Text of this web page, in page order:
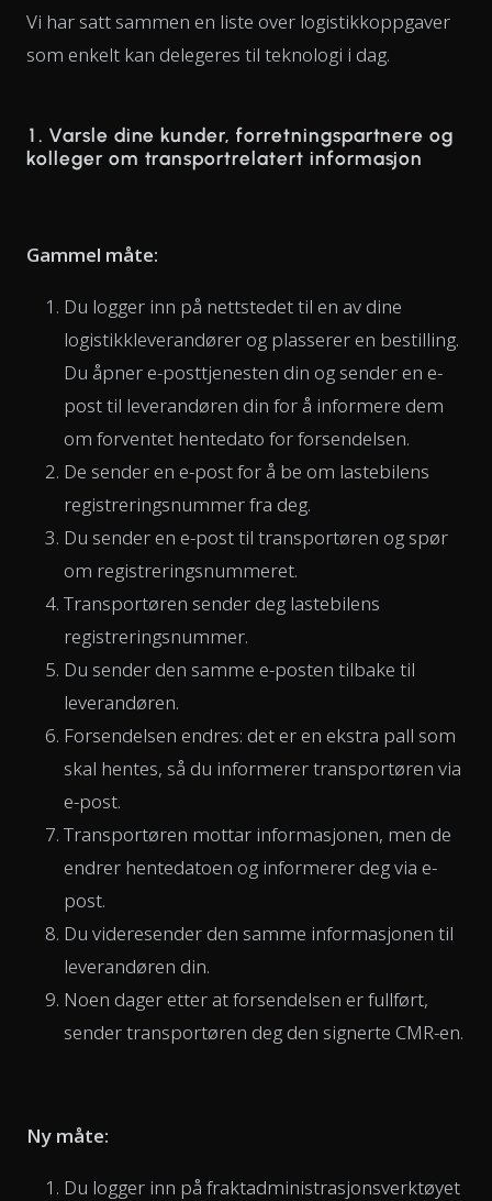
Vi har satt sammen en liste over logistikkoppgaver
som enkelt kan delegeres til teknologi i dag.
1. Varsle dine kunder, forretningspartnere og
kolleger om transportrelatert informasjon
Gammel måte:
Du logger inn på nettstedet til en av dine
logistikkleverandører og plasserer en bestilling.
Du åpner e-posttjenesten din og sender en e-
post til leverandøren din for å informere dem
om forventet hentedato for forsendelsen.
De sender en e-post for å be om lastebilens
registreringsnummer fra deg.
Du sender en e-post til transportøren og spør
om registreringsnummeret.
Transportøren sender deg lastebilens
registreringsnummer.
Du sender den samme e-posten tilbake til
leverandøren.
Forsendelsen endres: det er en ekstra pall som
skal hentes, så du informerer transportøren via
e-post.
Transportøren mottar informasjonen, men de
endrer hentedatoen og informerer deg via e-
post.
Du videresender den samme informasjonen til
leverandøren din.
Noen dager etter at forsendelsen er fullført,
sender transportøren deg den signerte CMR-en.
Ny måte:
Du logger inn på fraktadministrasjonsverktøyet